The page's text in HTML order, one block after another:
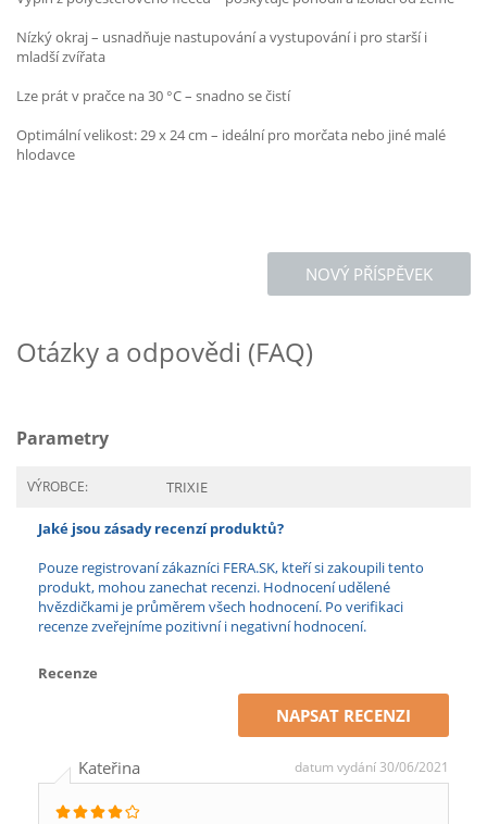
Nízký okraj – usnadňuje nastupování a vystupování i pro starší i
mladší zvířata
Lze prát v pračce na 30 °C – snadno se čistí
Optimální velikost: 29 x 24 cm – ideální pro morčata nebo jiné malé
hlodavce
NOVÝ PŘÍSPĚVEK
Otázky a odpovědi (FAQ)
Parametry
VÝROBCE: TRIXIE
Jaké jsou zásady recenzí produktů?
Pouze registrovaní zákazníci FERA.SK, kteří si zakoupili tento
produkt, mohou zanechat recenzi. Hodnocení udělené
hvězdičkami je průměrem všech hodnocení. Po verifikaci
recenze zveřejníme pozitivní i negativní hodnocení.
Recenze
NAPSAT RECENZI
Kateřina datum vydání 30/06/2021